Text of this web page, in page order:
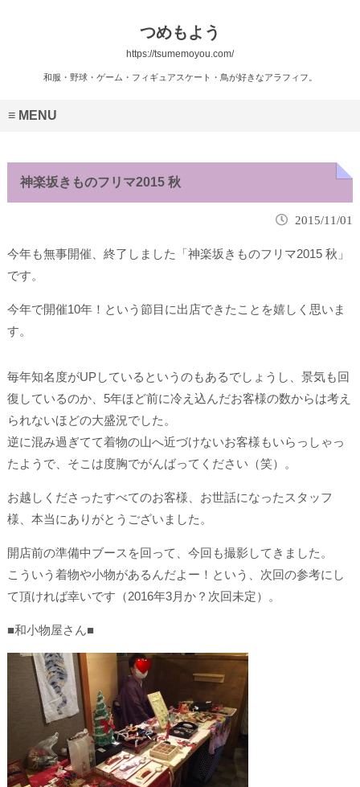
つめもよう
https://tsumemoyou.com/
和服・野球・ゲーム・フィギュアスケート・鳥が好きなアラフィフ。
MENU
神楽坂きものフリマ2015 秋
2015/11/01
今年も無事開催、終了しました「神楽坂きものフリマ2015 秋」
です。
今年で開催10年！という節目に出店できたことを嬉しく思いま
す。
毎年知名度がUPしているというのもあるでしょうし、景気も回
復しているのか、5年ほど前に冷え込んだお客様の数からは考え
られないほどの大盛況でした。
逆に混み過ぎてて着物の山へ近づけないお客様もいらっしゃっ
たようで、そこは度胸でがんばってください（笑）。
お越しくださったすべてのお客様、お世話になったスタッフ
様、本当にありがとうございました。
開店前の準備中ブースを回って、今回も撮影してきました。
こういう着物や小物があるんだよー！という、次回の参考にし
て頂ければ幸いです（2016年3月か？次回未定）。
■和小物屋さん■